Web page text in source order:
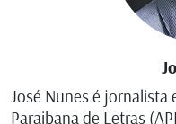
José Nunes é jornalista
Paraibana de Letras